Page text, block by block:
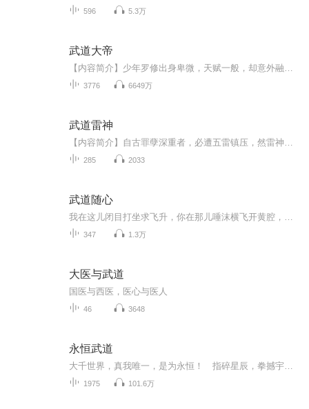
596 5.3万
武道大帝
3776 6649万
武道雷神
285 2033
武道随心
347 1.3万
大医与武道
国医与西医，医心与医人
46 3648
永恒武道
1975 101.6万